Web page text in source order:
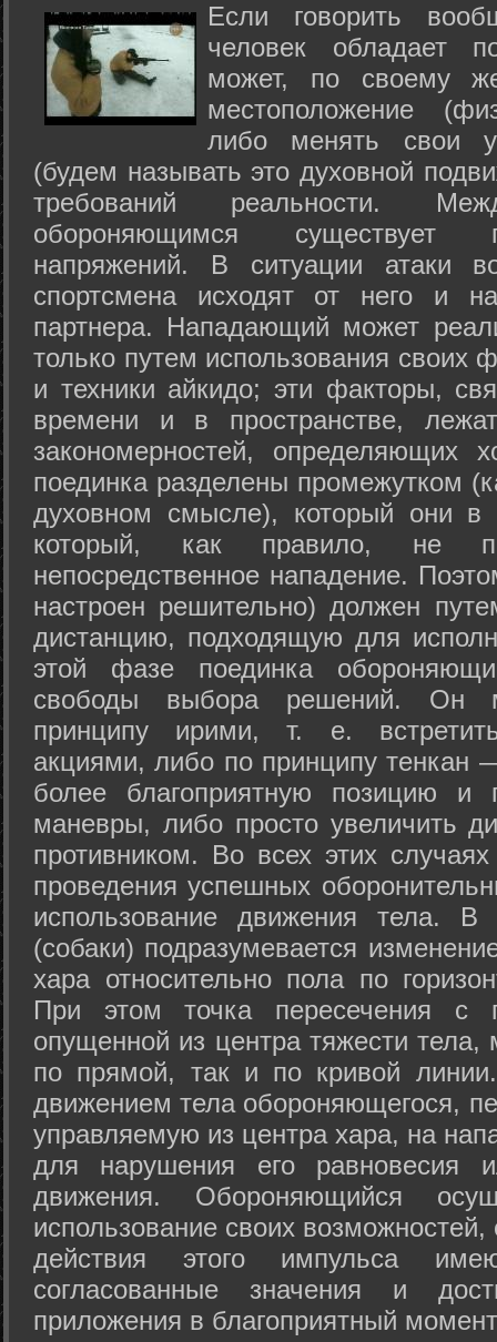
Если говорить
человек обладает
может, по своему
местоположение
либо менять свои
(будем называть это духовной
требований реальности.
обороняющимся существует
напряжений. В ситуации атаки
спортсмена исходят от него и
партнера. Нападающий может
только путем использования своих
и техники айкидо; эти факторы,
времени и в пространстве,
закономерностей, определяющих
поединка разделены промежутком
духовном смысле), который они в
который, как правило, не
непосредственное нападение.
настроен решительно) должен
дистанцию, подходящую для
этой фазе поединка
свободы выбора решений. Он
принципу ирими, т. е.
акциями, либо по принципу тенкан
более благоприятную позицию и
маневры, либо просто увеличить
противником. Во всех этих
проведения успешных
использование движения тела.
(собаки) подразумевается
хара относительно пола по
При этом точка пересечения с
опущенной из центра тяжести
по прямой, так и по кривой
движением тела обороняющегося,
управляемую из центра хара, на
для нарушения его равновесия
движения. Обороняющийся
использование своих
действия этого импульса
согласованные значения и
приложения в благоприятный